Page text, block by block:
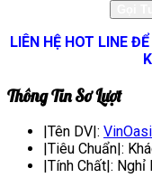
LIÊN HỆ HOT LINE
Thông Tin Sơ Lượt
|Tên DV|:
|Tiêu Chuẩn|:
|Tính Chất|: Nghỉ